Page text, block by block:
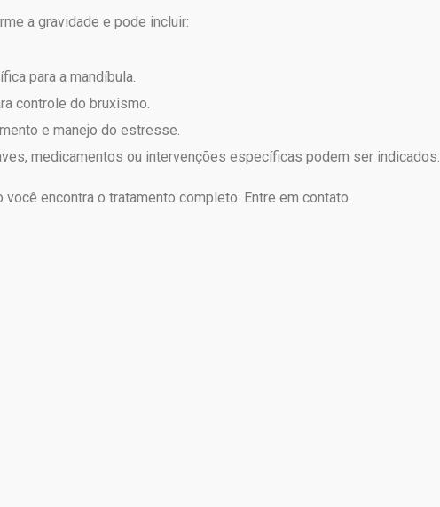
a gravidade e pode incluir:
para a mandíbula.
controle do bruxismo.
e manejo do estresse.
medicamentos ou intervenções específicas podem ser indicados.
você encontra o tratamento completo. Entre em contato.